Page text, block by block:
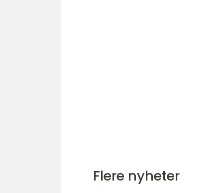
Flere nyheter